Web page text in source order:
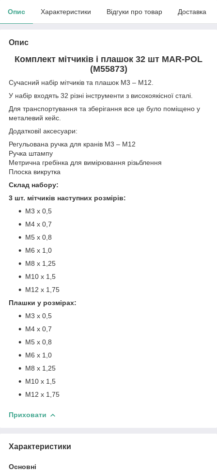
Опис Характеристики Відгуки про товар Доставка
Опис
Комплект мітчиків і плашок 32 шт MAR-POL
(M55873)
Сучасний набір мітчиків та плашок М3 – М12.
У набір входять 32 різні інструменти з високоякісної сталі.
Для транспортування та зберігання все це було поміщено у
металевий кейс.
ДодатковіІ аксесуари:
Регульована ручка для кранів М3 – М12
Ручка штампу
Метрична гребінка для вимірювання різьблення
Плоска викрутка
Склад набору:
3 шт. мітчиків наступних розмірів:
М3 х 0,5
М4 х 0,7
М5 х 0,8
М6 х 1,0
М8 х 1,25
М10 х 1,5
М12 х 1,75
Плашки у розмірах:
М3 х 0,5
М4 х 0,7
М5 х 0,8
М6 х 1,0
М8 х 1,25
М10 х 1,5
М12 х 1,75
Приховати
Характеристики
Основні